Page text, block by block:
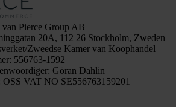
Pierce Group AB
20A, 112 26 Stockholm, Zweden
Zweedse Kamer van Koophandel
556763-1592
Göran Dahlin
OSS VAT NO SE556763159201